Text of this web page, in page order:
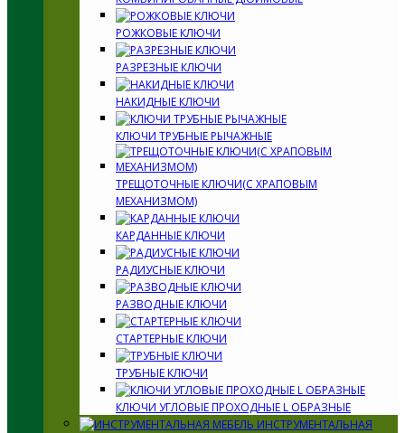
РОЖКОВЫЕ КЛЮЧИ
РАЗРЕЗНЫЕ КЛЮЧИ
НАКИДНЫЕ КЛЮЧИ
КЛЮЧИ ТРУБНЫЕ РЫЧАЖНЫЕ
ТРЕЩОТОЧНЫЕ КЛЮЧИ(С ХРАПОВЫМ
МЕХАНИЗМОМ)
КАРДАННЫЕ КЛЮЧИ
РАДИУСНЫЕ КЛЮЧИ
РАЗВОДНЫЕ КЛЮЧИ
СТАРТЕРНЫЕ КЛЮЧИ
ТРУБНЫЕ КЛЮЧИ
КЛЮЧИ УГЛОВЫЕ ПРОХОДНЫЕ L ОБРАЗНЫЕ
ИНСТРУМЕНТАЛЬНАЯ